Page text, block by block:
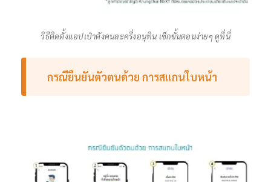
วิธีติดตั้งแอปเป๋าตังคนละครึ่งอนุทิน เช็กขั้นตอนง่ายๆ ดูที่นี่
กรณียืนยันตัวตนด้วย การสแกนใบหน้า